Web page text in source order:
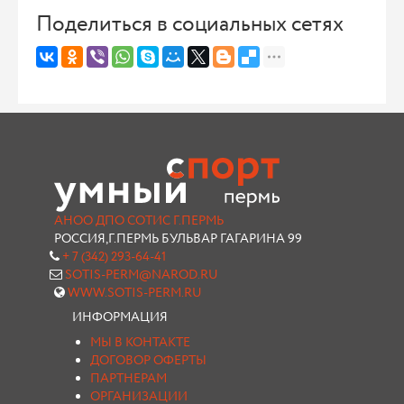
Поделиться в социальных сетях
АНОО ДПО СОТИС Г.ПЕРМЬ
РОССИЯ,Г.ПЕРМЬ БУЛЬВАР ГАГАРИНА 99
+ 7 (342) 293-64-41
SOTIS-PERM@NAROD.RU
WWW.SOTIS-PERM.RU
ИНФОРМАЦИЯ
МЫ В КОНТАКТЕ
ДОГОВОР ОФЕРТЫ
ПАРТНЕРАМ
ОРГАНИЗАЦИИ